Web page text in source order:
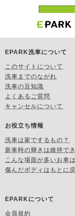
EPARK洗車について
このサイトについて
洗車までのながれ
洗車の豆知識
よくあるご質問
キャンセルについて
お役立ち情報
洗車は家でするもの？
新車時の輝きは維持で
こんな場面が多いお車
傷んだボディはもとに
EPARKについて
会員規約